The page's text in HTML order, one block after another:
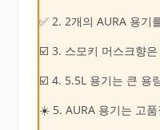
✅ 2. 2개의 AURA 용기
☑️ 3. 스모키 머스크향
☑️ 4. 5.5L 용기는 큰 용
☀️ 5. AURA 용기는 고